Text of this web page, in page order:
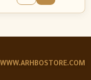
WWW.ARHBOSTORE.COM